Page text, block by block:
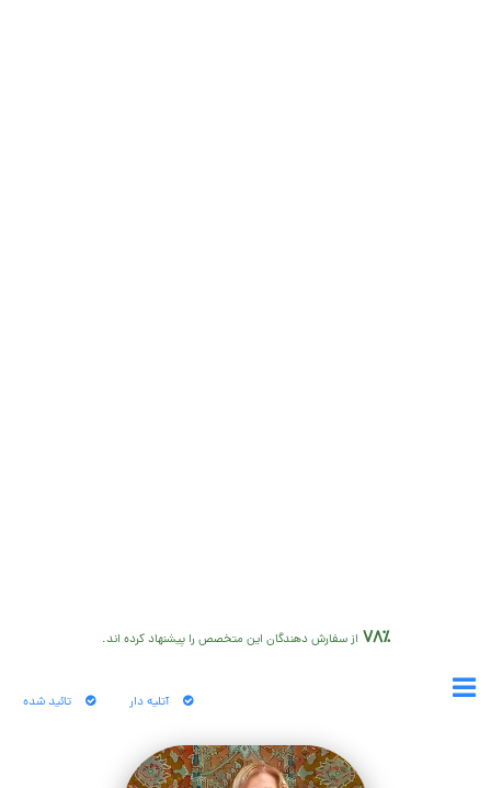
78٪ از سفارش دهندگان این متخصص را پیشنهاد کرده اند.
تائید شده آتلیه دار